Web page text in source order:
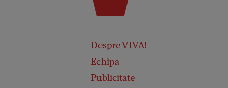
Despre VIVA!
Echipa
Publicitate